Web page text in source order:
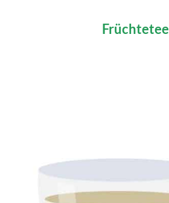
Früchtetee